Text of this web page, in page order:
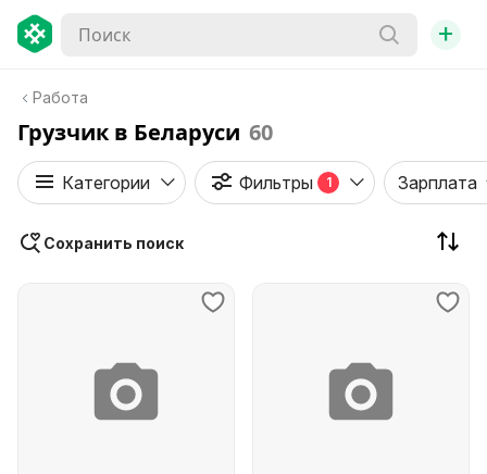
+
Работа
Грузчик в Беларуси 60
Категории Фильтры 1 Зарплата
Сохранить поиск